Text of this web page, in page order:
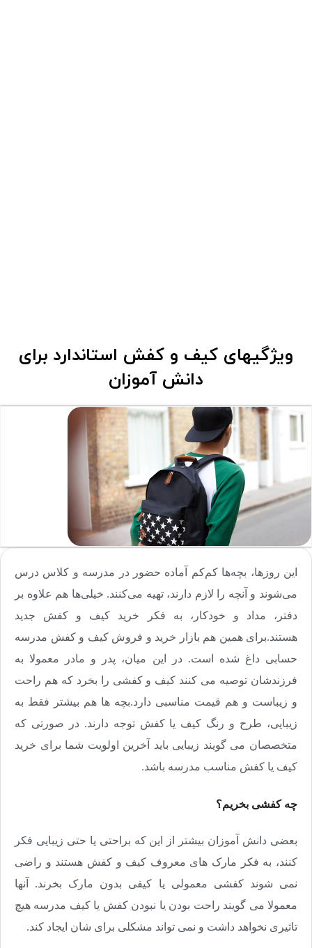
ویژگیهای کیف و کفش استاندارد برای
دانش آموزان
این روزها، بچه‌ها کم‌کم آماده حضور در مدرسه و کلاس درس
می‌شوند و آنچه را لازم دارند، تهیه می‌کنند. خیلی‌ها هم علاوه بر
دفتر، مداد و خودکار، به فکر خرید کیف و کفش جدید
هستند.برای همین هم بازار خرید و فروش کیف و کفش مدرسه
حسابی داغ شده است. در این میان، پدر و مادر معمولا به
فرزندشان توصیه می کنند کیف و کفشی را بخرد که هم راحت
و زیباست و هم قیمت مناسبی دارد.بچه ها هم بیشتر فقط به
زیبایی، طرح و رنگ کیف یا کفش توجه دارند. در صورتی که
متخصصان می گویند زیبایی باید آخرین اولویت شما برای خرید
کیف یا کفش مناسب مدرسه باشد.
چه کفشی بخریم؟
بعضی دانش آموزان بیشتر از این که براحتی یا حتی زیبایی فکر
کنند، به فکر مارک های معروف کیف و کفش هستند و راضی
نمی شوند کفشی معمولی یا کیفی بدون مارک بخرند. آنها
معمولا می گویند راحت بودن یا نبودن کفش یا کیف مدرسه هیچ
تاثیری نخواهد داشت و نمی تواند مشکلی برای شان ایجاد کند.